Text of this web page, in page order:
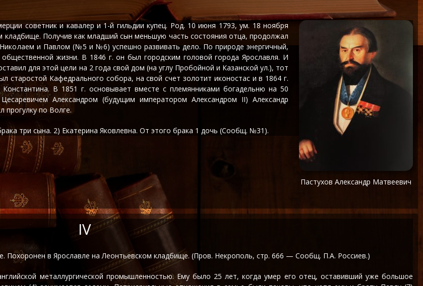
Пастухов Александр Матвеевич
советник и кавалер и 1-й гильдии купец. Род. 10 июня 1793, ум. 18 ноября
кладбище. Получив как младший сын меньшую часть состояния отца, продолжал
и Павлом (№5 и №6) успешно развивать дело. По природе энергичный,
жизни. В 1846 г. он был городским головой города Ярославля. И
для этой цели на 2 года свой дом (на углу Пробойной и Казанской ул.), тот
старостой Кафедрального собора, на свой счет золотит иконостас и в 1864 г.
В 1851 г. основывает вместе с племянниками богадельню на 50
Александром (будущим императором Александром II) Александр
прогулку по Волге.
три сына. 2) Екатерина Яковлевна. От этого брака 1 дочь (Сообщ. №31).
IV
Похоронен в Ярославле на Леонтьевском кладбище. (Пров. Некрополь, стр. 666 — Сообщ. П.А. Россиев.)
металлургической промышленностью. Ему было 25 лет, когда умер его отец, оставивший уже большое